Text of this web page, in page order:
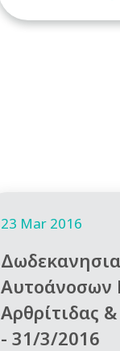
23 Mar 2016
Αρθρίτιδας
- 31/3/2016